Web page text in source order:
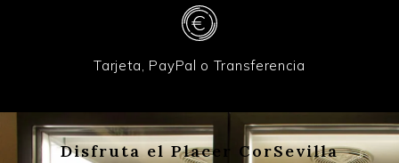
Tarjeta, PayPal o Transferencia
Disfruta el Placer CorSevilla